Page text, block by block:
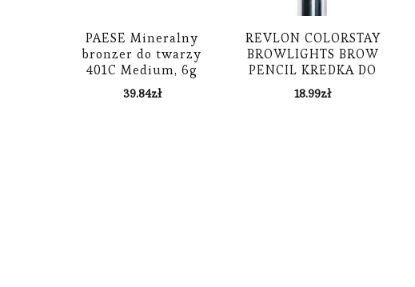
PAESE Mineralny
bronzer do twarzy
401C Medium, 6g
39.84zł
REVLON COLORSTAY
BROWLIGHTS BROW
PENCIL KREDKA DO
BRWI 409 GREY
BROWN 1,1G
18.99zł